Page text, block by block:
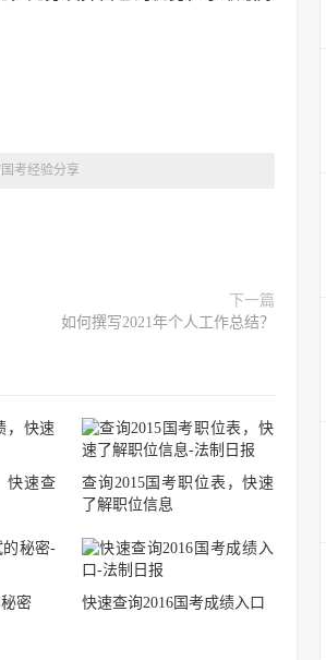
考经验分享
下一篇
如何撰写2021年个人工作总结？
快速查
查询2015国考职位表，快速
了解职位信息
密 快速查询2016国考成绩入口